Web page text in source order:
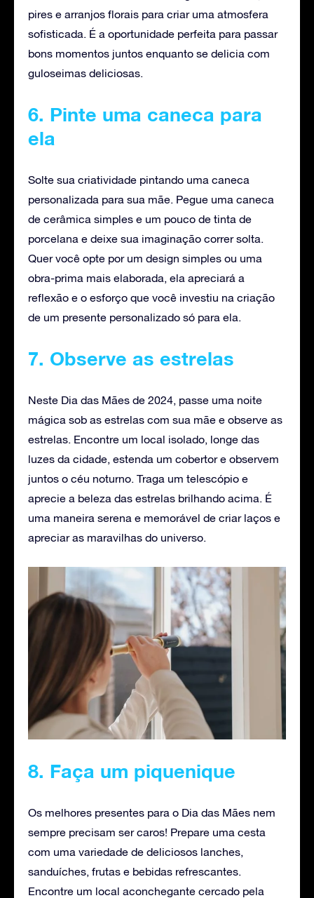
pires e arranjos florais para criar uma atmosfera
sofisticada. É a oportunidade perfeita para passar
bons momentos juntos enquanto se delicia com
guloseimas deliciosas.
6. Pinte uma caneca para
ela
Solte sua criatividade pintando uma caneca
personalizada para sua mãe. Pegue uma caneca
de cerâmica simples e um pouco de tinta de
porcelana e deixe sua imaginação correr solta.
Quer você opte por um design simples ou uma
obra-prima mais elaborada, ela apreciará a
reflexão e o esforço que você investiu na criação
de um presente personalizado só para ela.
7. Observe as estrelas
Neste Dia das Mães de 2024, passe uma noite
mágica sob as estrelas com sua mãe e observe as
estrelas. Encontre um local isolado, longe das
luzes da cidade, estenda um cobertor e observem
juntos o céu noturno. Traga um telescópio e
aprecie a beleza das estrelas brilhando acima. É
uma maneira serena e memorável de criar laços e
apreciar as maravilhas do universo.
8. Faça um piquenique
Os melhores presentes para o Dia das Mães nem
sempre precisam ser caros! Prepare uma cesta
com uma variedade de deliciosos lanches,
sanduíches, frutas e bebidas refrescantes.
Encontre um local aconchegante cercado pela